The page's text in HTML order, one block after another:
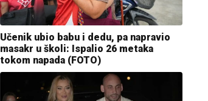
Učenik ubio babu i dedu, pa napravio
masakr u školi: Ispalio 26 metaka
tokom napada (FOTO)